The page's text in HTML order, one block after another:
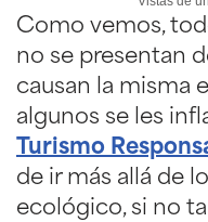
Como vemos,
no se presentan
causan la misma
algunos se les
Turismo
de ir más allá de
ecológico, si no